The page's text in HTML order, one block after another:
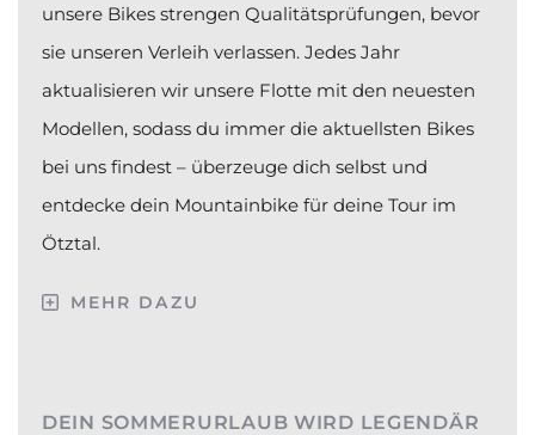
unsere Bikes strengen Qualitätsprüfungen, bevor
sie unseren Verleih verlassen. Jedes Jahr
aktualisieren wir unsere Flotte mit den neuesten
Modellen, sodass du immer die aktuellsten Bikes
bei uns findest – überzeuge dich selbst und
entdecke dein Mountainbike für deine Tour im
Ötztal.
MEHR DAZU
DEIN SOMMERURLAUB WIRD LEGENDÄR